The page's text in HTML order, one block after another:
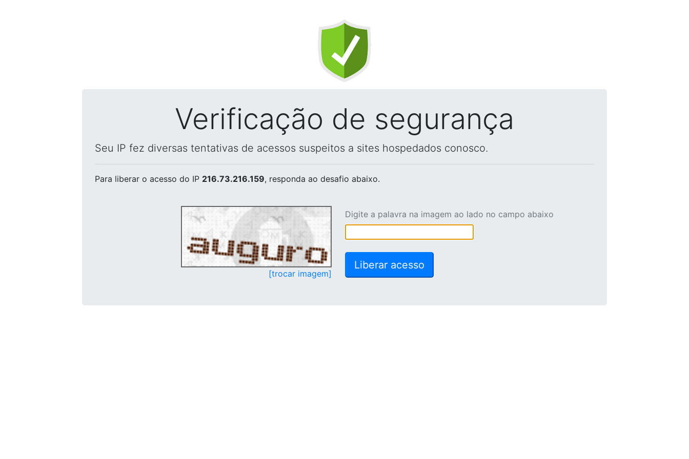
Verificação de segurança
Seu IP fez diversas tentativas de acessos suspeitos a sites hospedados conosco.
Para liberar o acesso do IP 216.73.216.159, responda ao desafio abaixo.
[trocar imagem]
Digite a palavra na imagem ao lado no campo abaixo